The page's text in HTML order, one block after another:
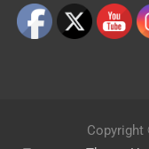
Copyright